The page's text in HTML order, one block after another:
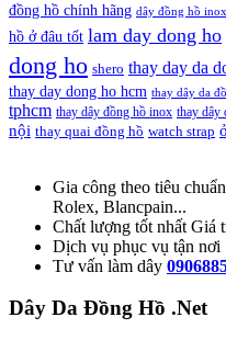
đồng hồ chính hãng dây đồng hồ inox
hồ ở đâu tốt lam day dong ho
dong ho shero thay day da
thay day dong ho hcm thay dây da
tphcm thay dây đồng hồ inox thay dây
nội thay quai đồng hồ watch strap
Gia công theo tiêu
Rolex, Blancpain...
Chất lượng tốt nhất Giá
Dịch vụ phục vụ tận nơi
Tư vấn làm dây
Dây Da Đồng Hồ .Net